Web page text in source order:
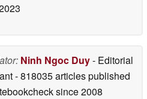
Ninh Ngoc Duy- Editorial
- 818035 articles published
since 2008